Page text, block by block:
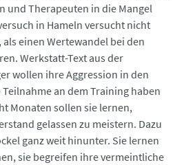
und Therapeuten in die Mangel
in Hameln versucht nicht
einen Wertewandel bei den
Werkstatt-Text aus der
an dem Training haben
Monaten sollen sie lernen,
gelassen zu meistern. Dazu
ganz weit hinunter. Sie lernen
sie begreifen ihre vermeintliche